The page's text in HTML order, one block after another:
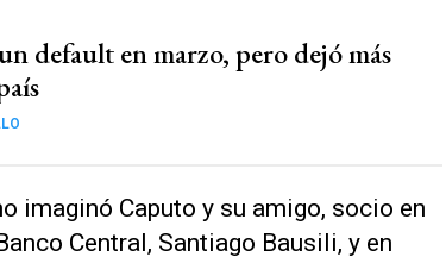
default en marzo, pero dejó más
imaginó Caputo y su amigo, socio en
Central, Santiago Bausili, y en